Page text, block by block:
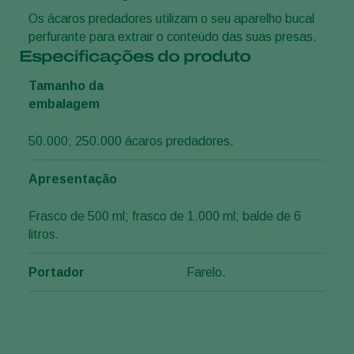
Os ácaros predadores utilizam o seu aparelho bucal
perfurante para extrair o conteúdo das suas presas.
Especificações do produto
Tamanho da
embalagem
50.000; 250.000 ácaros predadores.
Apresentação
Frasco de 500 ml; frasco de 1.000 ml; balde de 6
litros.
Portador Farelo.